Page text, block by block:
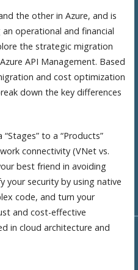
the other in Azure, and is
operational and financial
the strategic migration
API Management. Based
and cost optimization
down the key differences
to a “Products”
connectivity (VNet vs.
best friend in avoiding
your security by using native
code, and turn your
and cost-effective
in cloud architecture and